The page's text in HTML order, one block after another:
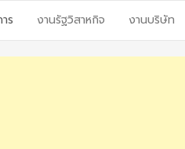
ร งานรัฐวิสาหกิจ งานบริษัท